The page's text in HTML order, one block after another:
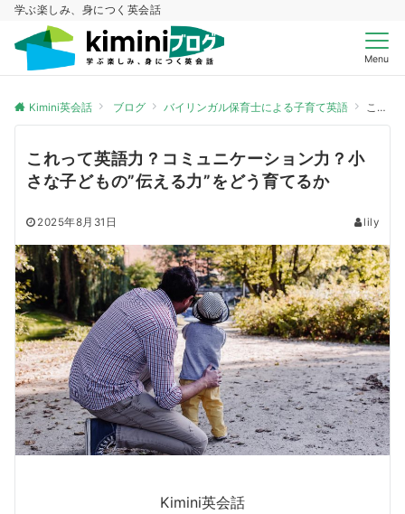
学ぶ楽しみ、身につく英会話
Menu
Kimini英会話 ブログ バイリンガル保育士による子育て英語 これって英語力？コミュニケーション力？小さな子どもの”伝える力”をどう育てるか
これって英語力？コミュニケーション力？小
さな子どもの”伝える力”をどう育てるか
2025年8月31日 lily
Kimini英会話